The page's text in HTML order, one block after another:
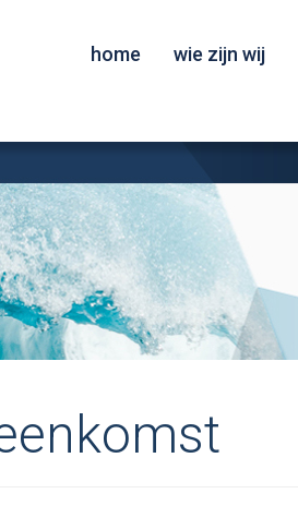
home wie zijn wij